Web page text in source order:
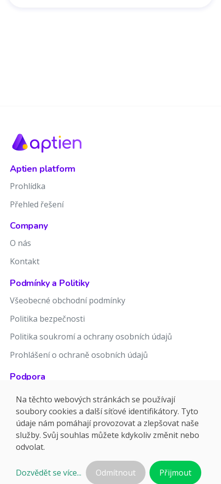
Aptien platform
Prohlídka
Přehled řešení
Company
O nás
Kontakt
Podmínky a Politiky
Všeobecné obchodní podmínky
Politika bezpečnosti
Politika soukromí a ochrany osobních údajů
Prohlášení o ochraně osobních údajů
Podpora
Znalostní báze
Release notes
Na těchto webových stránkách se používají
soubory cookies a další síťové identifikátory. Tyto
údaje nám pomáhají provozovat a zlepšovat naše
služby. Svůj souhlas můžete kdykoliv změnit nebo
odvolat.
Dozvědět se více... Odmítnout Přijmout